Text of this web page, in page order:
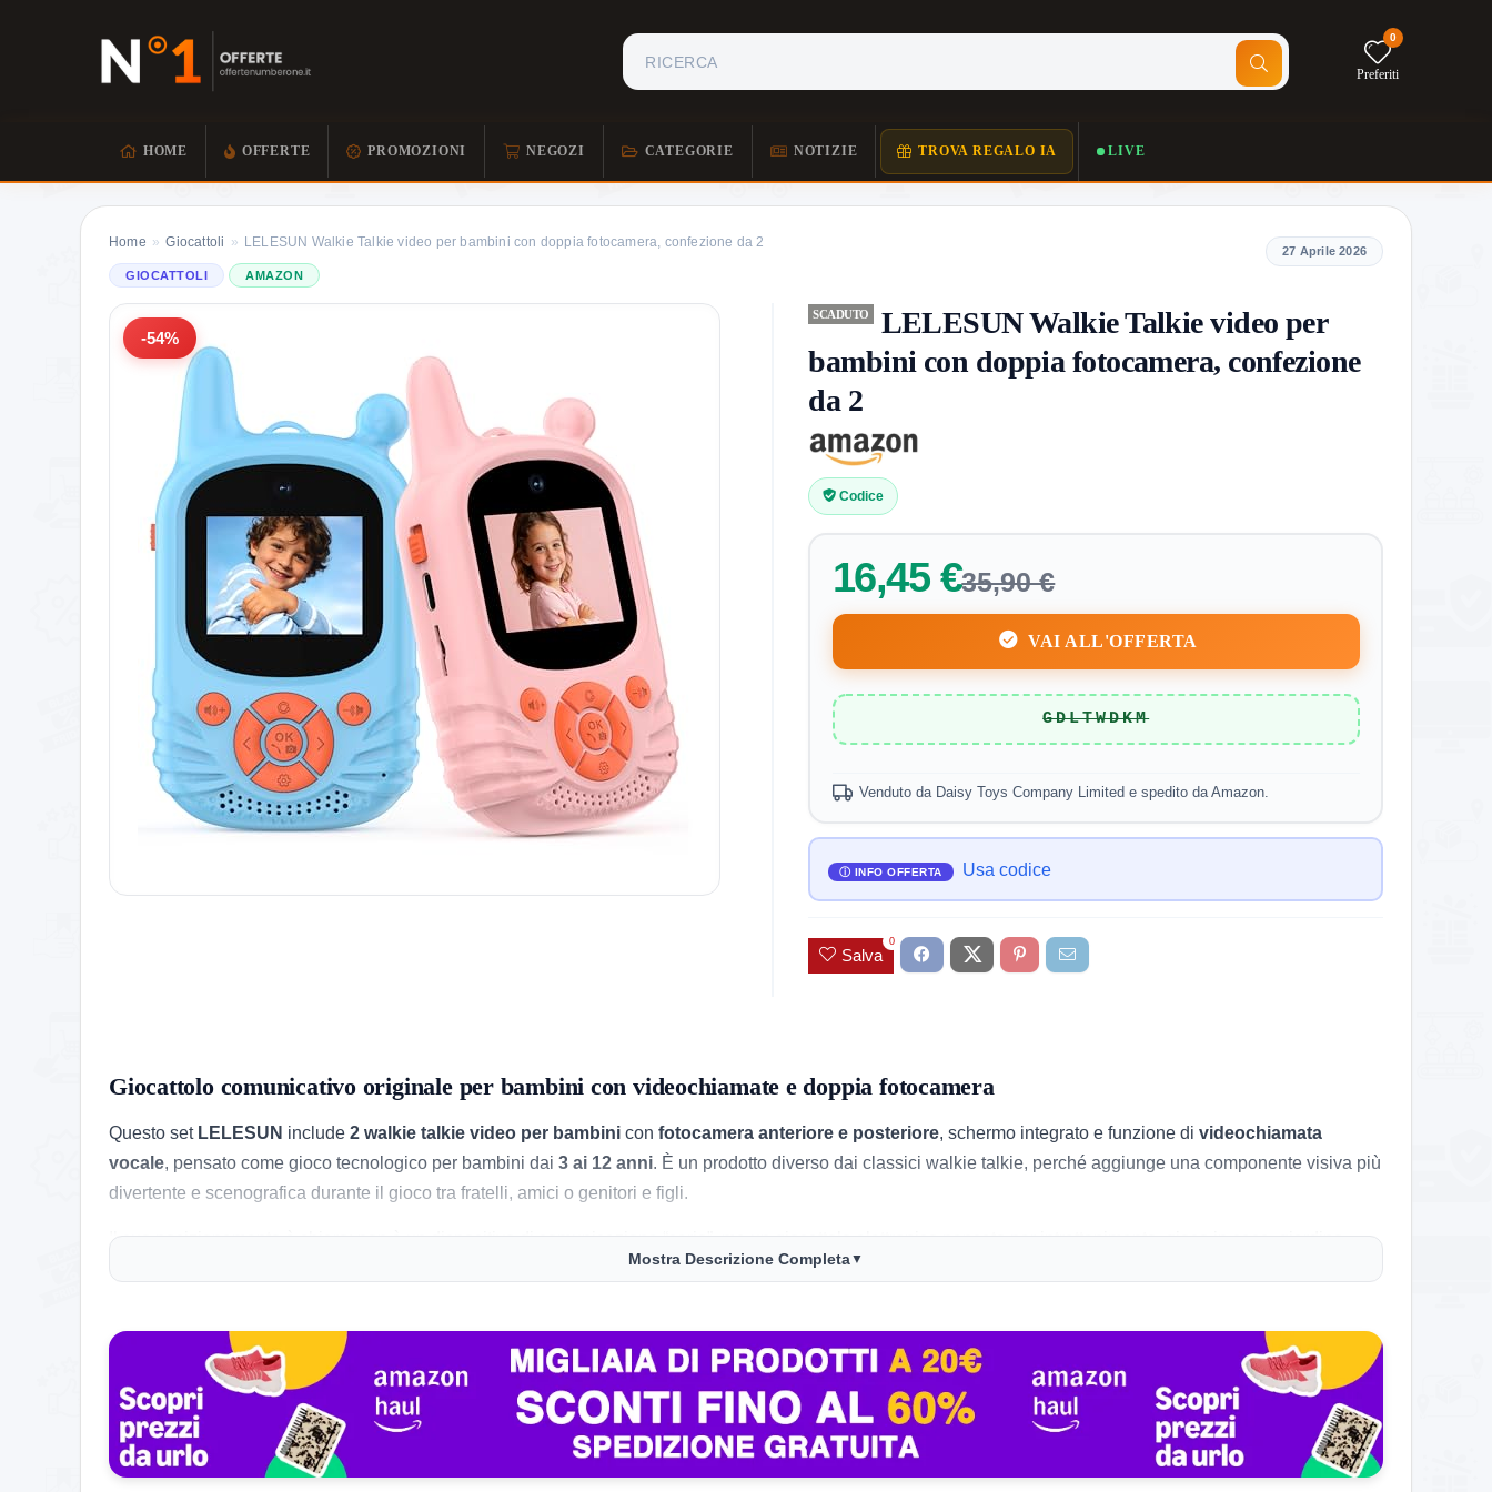
0
Preferiti
HOME OFFERTE PROMOZIONI NEGOZI CATEGORIE NOTIZIE TROVA REGALO IA LIVE
Home » Giocattoli » LELESUN Walkie Talkie video per bambini con doppia fotocamera, confezione da 2
GIOCATTOLI AMAZON
-54%
SCADUTO
LELESUN Walkie Talkie video per
bambini con doppia fotocamera, confezione
da 2
Codice
16,45 €35,90 €
VAI ALL'OFFERTA
GDLTWDKM
Venduto da Daisy Toys Company Limited e spedito da Amazon.
Usa codice
Salva
0
27 Aprile 2026
Giocattolo comunicativo originale per bambini con videochiamate e doppia fotocamera
Questo set LELESUN include 2 walkie talkie video per bambini con fotocamera anteriore e posteriore, schermo integrato e funzione di videochiamata
vocale, pensato come gioco tecnologico per bambini dai 3 ai 12 anni. È un prodotto diverso dai classici walkie talkie, perché aggiunge una componente visiva più
divertente e scenografica durante il gioco tra fratelli, amici o genitori e figli.
Il suo posizionamento è chiaro: non è un dispositivo di comunicazione “serio”, ma un giocattolo elettronico pensato per intrattenimento, gioco in casa, giardino,
campeggio o uscite all’aperto. L’idea piace soprattutto perché unisce comunicazione, effetto sorpresa e formato regalo già pronto grazie alla confezione doppia blu
Le cose pratiche che contano
Il prezzo attuale è di32,90€ , pari a16,45€ per unità , con sconto dell’8%rispetto a unprezzo mediano di 35,90€ gestito da Amazon, venduto daDaisy Toys
Company Limited
, con consegna Prime rapida e disponibilità immediata.
Il prodotto ha al momento circa
, quindi il livello di feedback è ancora piuttosto limitato. In pagina compaiono anche alternative molto aggressive,
Mostra Descrizione Completa▼